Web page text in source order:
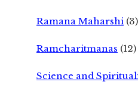
Ramana Maharshi (3)
Ramcharitmanas (12)
Science and